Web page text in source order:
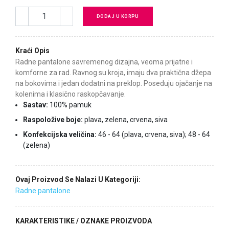
DODAJ U KORPU
Kraći Opis
Radne pantalone savremenog dizajna, veoma prijatne i
komforne za rad. Ravnog su kroja, imaju dva praktična džepa
na bokovima i jedan dodatni na preklop. Poseduju ojačanje na
kolenima i klasično raskopčavanje.
Sastav: 100% pamuk
Raspoložive boje: plava, zelena, crvena, siva
Konfekcijska veličina: 46 - 64 (plava, crvena, siva); 48 - 64
(zelena)
Ovaj Proizvod Se Nalazi U Kategoriji:
Radne pantalone
KARAKTERISTIKE / OZNAKE PROIZVODA